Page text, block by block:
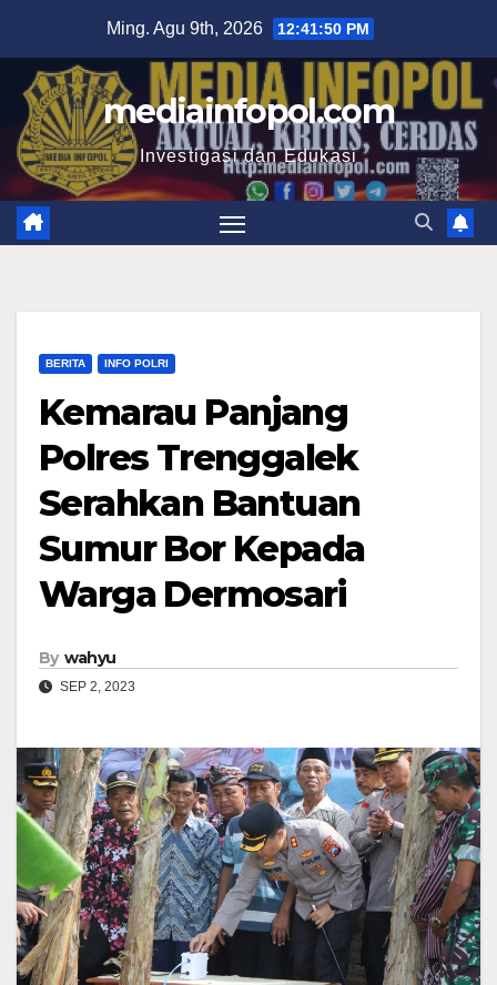
content
Ming. Agu 9th, 2026 12:41:51 PM
mediainfopol.com
Investigasi dan Edukasi
BERITA INFO POLRI
Kemarau Panjang
Polres Trenggalek
Serahkan Bantuan
Sumur Bor Kepada
Warga Dermosari
By wahyu
SEP 2, 2023